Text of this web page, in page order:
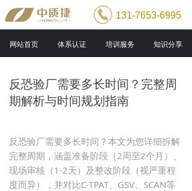
131-7653-6995
网站首页 体系认证 培训服务 知识分享
反恐验厂需要多长时间？完整周
期解析与时间规划指南
反恐验厂需要多长时间？本文为您详细拆解
完整周期，涵盖准备阶段（2周至2个月）、
现场审核（1-2天）及整改阶段（视严重程
度而异），并对比C-TPAT、GSV、SCAN等